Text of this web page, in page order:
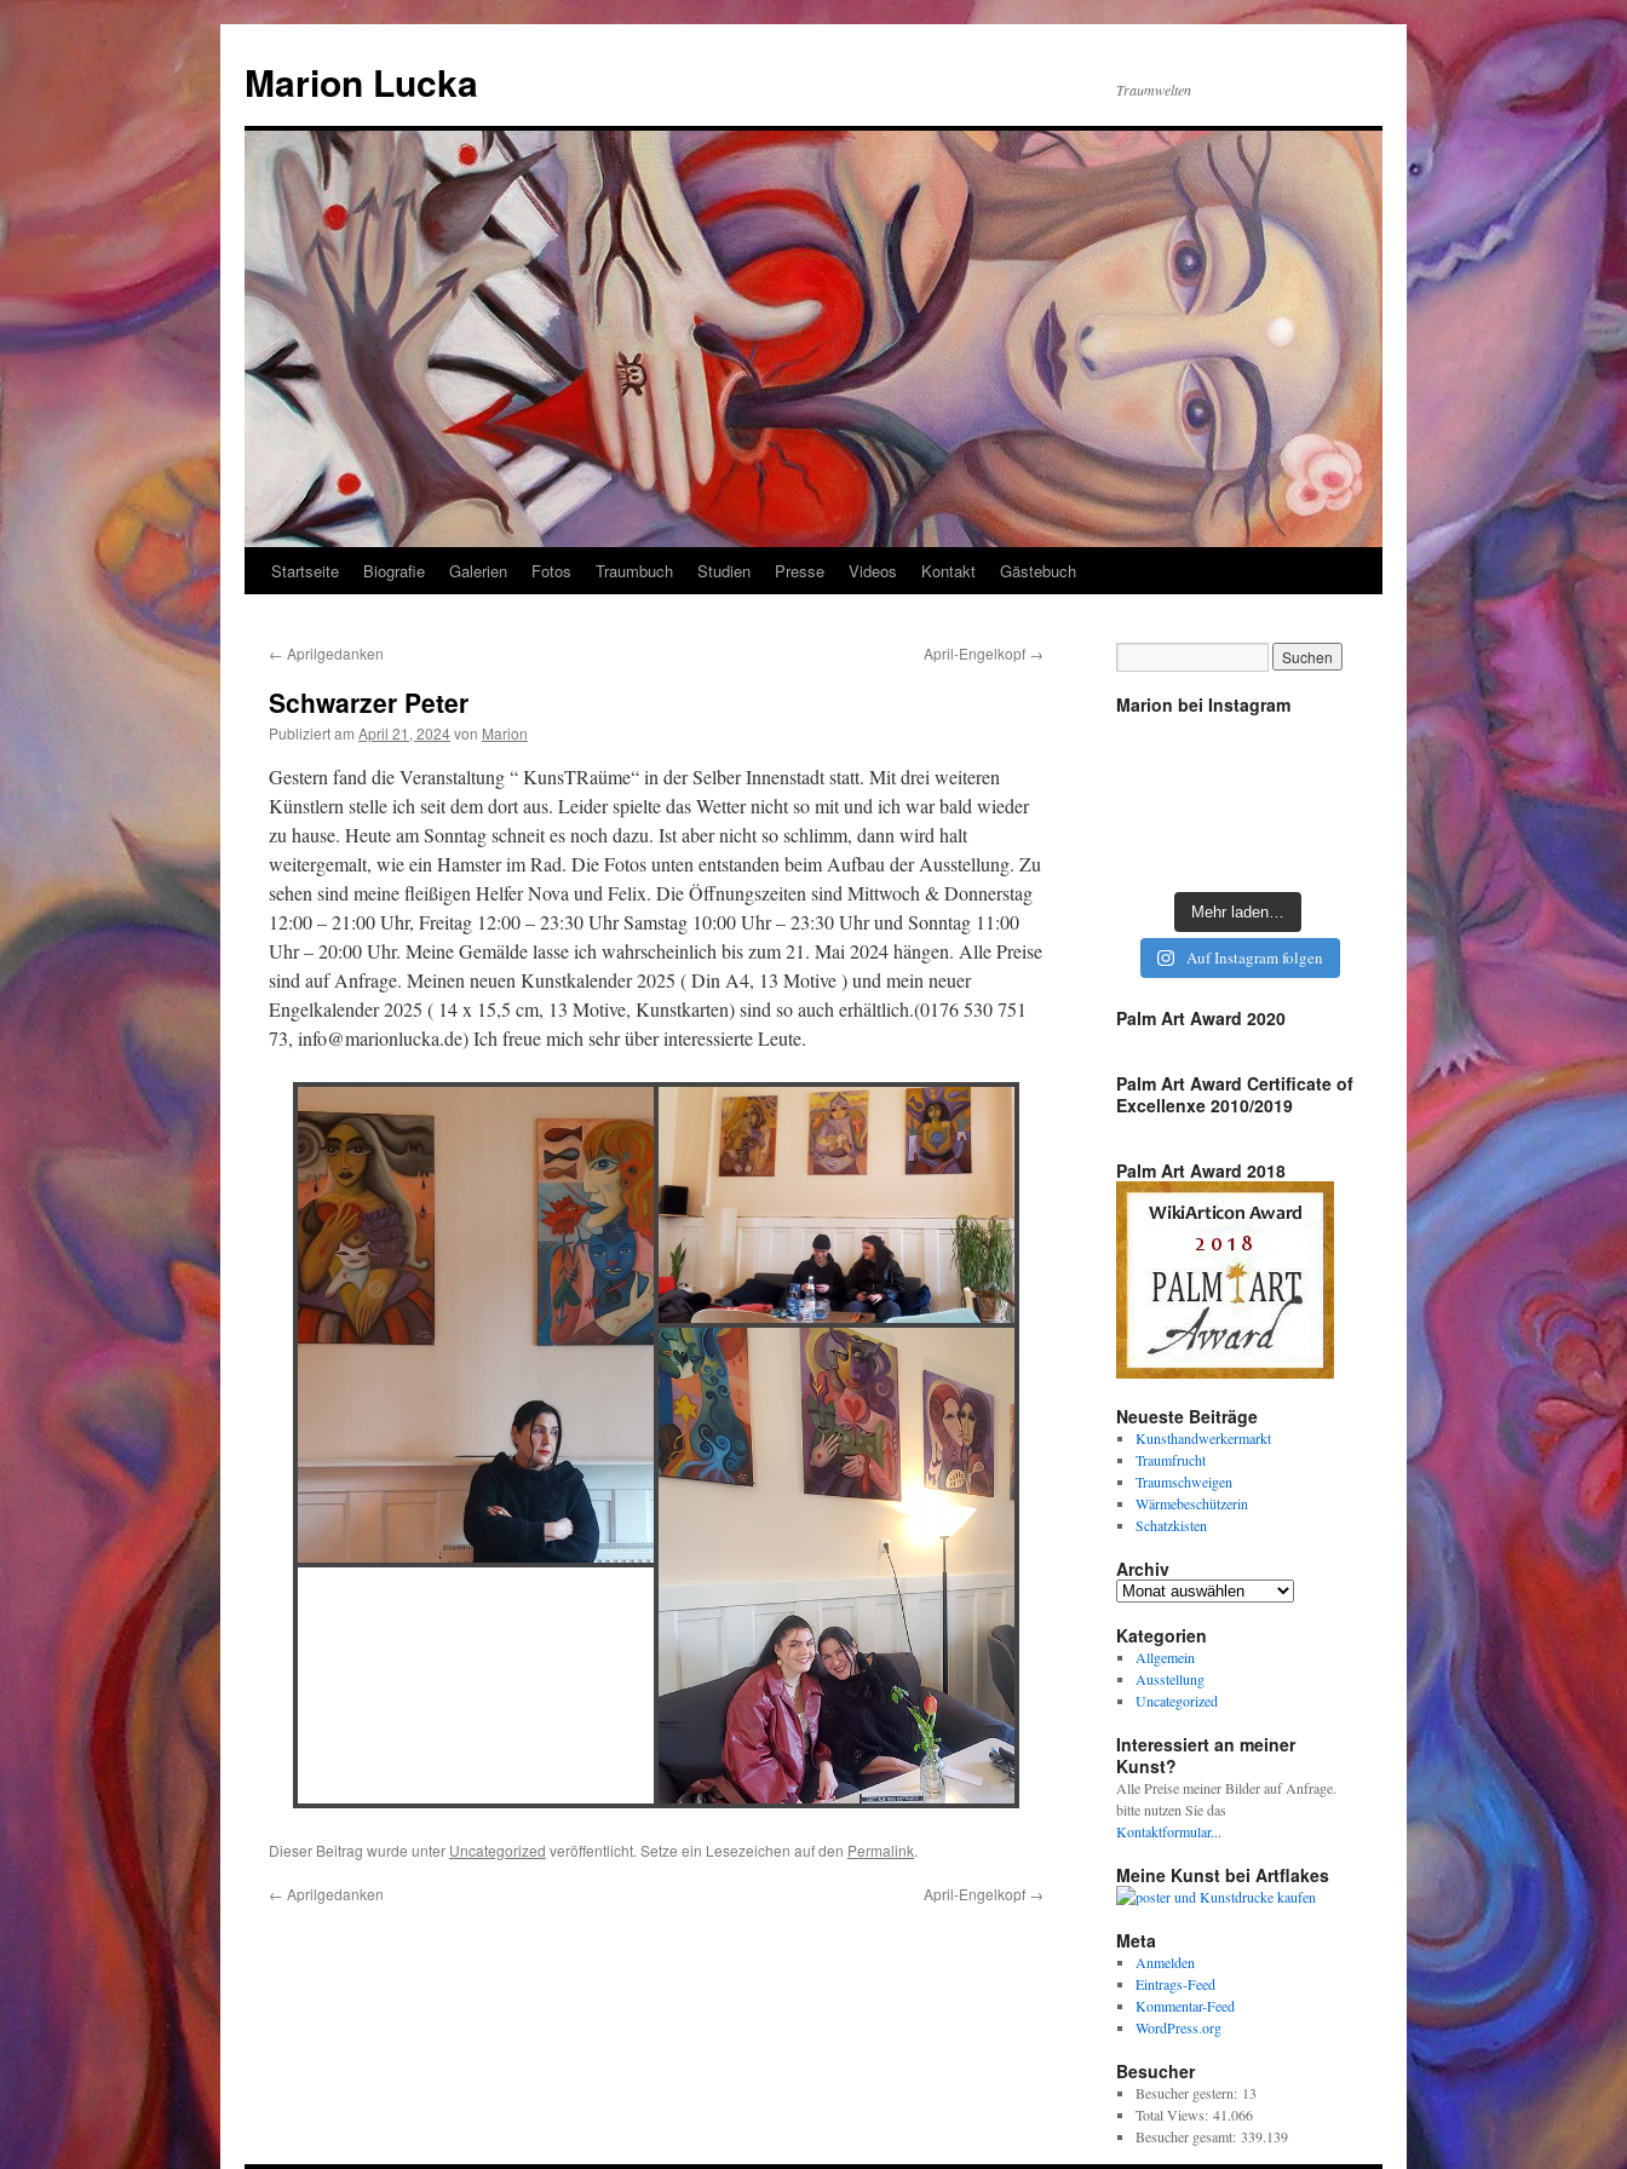
Marion Lucka Traumwelten
Zum
springen
Startseite Biografie Galerien Fotos Traumbuch Studien Presse Videos Kontakt Gästebuch
← Aprilgedanken April-Engelkopf →
Schwarzer Peter
Publiziert am April 21, 2024von Marion
Gestern fand die Veranstaltung “ KunsTRaüme“ in der Selber Innenstadt statt. Mit drei weiteren
Künstlern stelle ich seit dem dort aus. Leider spielte das Wetter nicht so mit und ich war bald wieder
zu hause. Heute am Sonntag schneit es noch dazu. Ist aber nicht so schlimm, dann wird halt
weitergemalt, wie ein Hamster im Rad. Die Fotos unten entstanden beim Aufbau der Ausstellung. Zu
sehen sind meine fleißigen Helfer Nova und Felix. Die Öffnungszeiten sind Mittwoch & Donnerstag
12:00 – 21:00 Uhr, Freitag 12:00 – 23:30 Uhr Samstag 10:00 Uhr – 23:30 Uhr und Sonntag 11:00
Uhr – 20:00 Uhr. Meine Gemälde lasse ich wahrscheinlich bis zum 21. Mai 2024 hängen. Alle Preise
sind auf Anfrage. Meinen neuen Kunstkalender 2025 ( Din A4, 13 Motive ) und mein neuer
Engelkalender 2025 ( 14 x 15,5 cm, 13 Motive, Kunstkarten) sind so auch erhältlich.(0176 530 751
73, info@marionlucka.de) Ich freue mich sehr über interessierte Leute.
Dieser Beitrag wurde unter Uncategorized veröffentlicht. Setze ein Lesezeichen auf den Permalink.
← Aprilgedanken April-Engelkopf →
Marion bei Instagram
Mehr laden…
Auf Instagram folgen
Palm Art Award 2020
Palm Art Award Certificate of
Excellenxe 2010/2019
Palm Art Award 2018
Neueste Beiträge
Kunsthandwerkermarkt
Traumfrucht
Traumschweigen
Wärmebeschützerin
Schatzkisten
Archiv
Archiv
Kategorien
Allgemein
Ausstellung
Uncategorized
Interessiert an meiner
Kunst?
Alle Preise meiner Bilder auf Anfrage.
bitte nutzen Sie das
Kontaktformular...
Meine Kunst bei Artflakes
Meta
Anmelden
Eintrags-Feed
Kommentar-Feed
WordPress.org
Besucher
Besucher gestern: 13
Total Views: 41.066
Besucher gesamt: 339.139